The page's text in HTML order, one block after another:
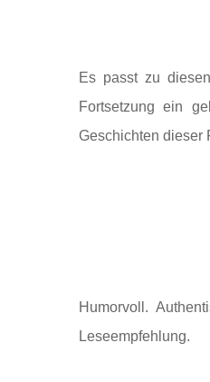
Es passt zu
Fortsetzung ein
Geschichten dieser
Humorvoll.
Leseempfehlung.